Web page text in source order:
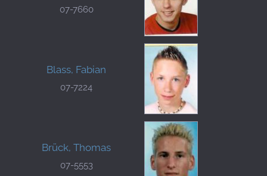
07-7660
Blass, Fabian
07-7224
Brück, Thomas
07-5553